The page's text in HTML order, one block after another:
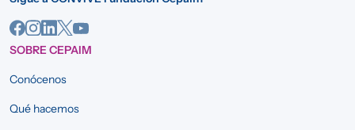
SOBRE CEPAIM
Conócenos
Qué hacemos